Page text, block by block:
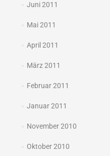
Juni 2011
Mai 2011
April 2011
März 2011
Februar 2011
Januar 2011
November 2010
Oktober 2010